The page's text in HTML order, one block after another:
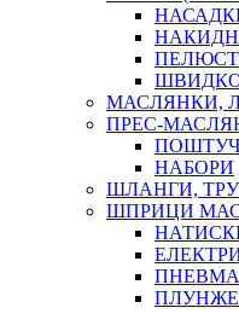
МАСЛЯНКИ,
ПРЕС-
НАБОРИ
ШЛАНГИ,
ШПРИЦИ